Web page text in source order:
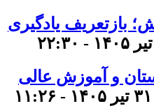
بازتعریف یادگیری
و آموزش عالی
۳۱ تیر ۱۴۰۵ - ۱۱:۲۶